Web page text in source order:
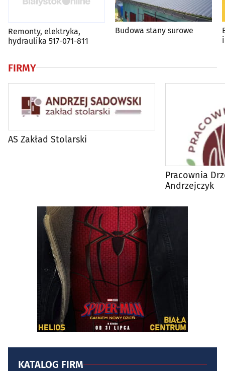
Remonty, elektryka,
hydraulika 517-071-811
Budowa stany surowe
FIRMY
AS Zakład Stolarski
Pracownia
Andrzejczyk
KATALOG FIRM